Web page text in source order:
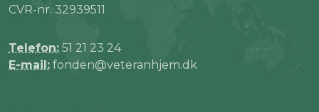
CVR-nr. 32939511
Telefon: 51 21 23 24
E-mail: fonden@veteranhjem.dk